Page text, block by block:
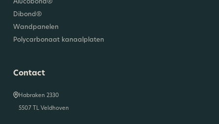
Dibond®
Wandpanelen
Polycarbonaat kanaalplaten
Contact
Habraken 2330
5507 TL Veldhoven